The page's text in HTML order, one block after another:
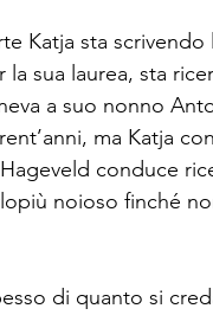
Katja sta
la sua laurea, sta
a suo nonno
ma Katja
conduce
noioso finché
di quanto si